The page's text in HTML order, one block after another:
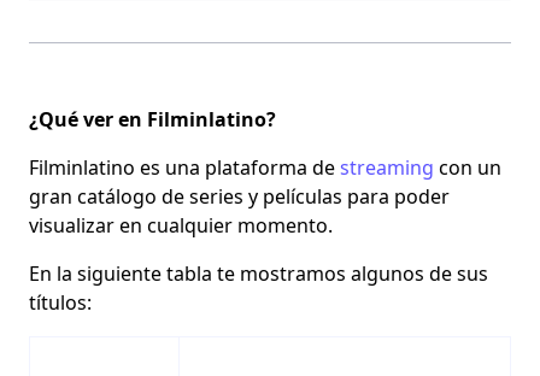
¿Qué ver en Filminlatino?
Filminlatino es una plataforma destreaming con un
gran catálogo de series y películas para poder
visualizar en cualquier momento.
En la siguiente tabla te mostramos algunos de sus
títulos: